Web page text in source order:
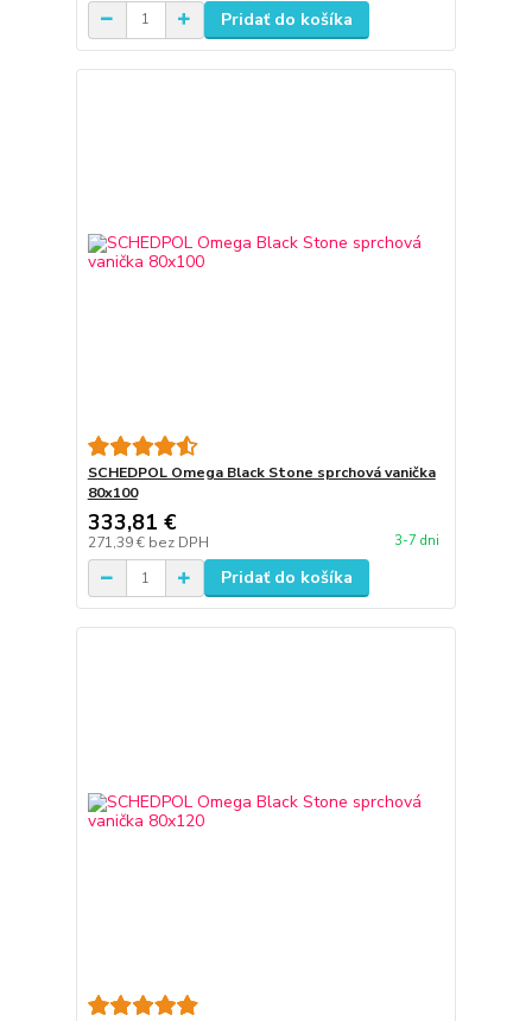
Pridať do košíka
SCHEDPOL Omega Black Stone sprchová vanička
80x100
333,81 €
271,39 € bez DPH 3-7 dni
Pridať do košíka